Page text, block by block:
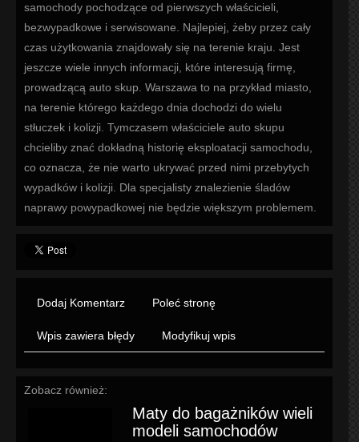
samochody pochodzące od pierwszych właścicieli,
bezwypadkowe i serwisowane. Najlepiej, żeby przez cały
czas użytkowania znajdowały się na terenie kraju. Jest
jeszcze wiele innych informacji, które interesują firmę,
prowadzącą auto skup. Warszawa to na przykład miasto,
na terenie którego każdego dnia dochodzi do wielu
stłuczek i kolizji. Tymczasem właściciele auto skupu
chcieliby znać dokładną historię eksploatacji samochodu,
co oznacza, że nie warto ukrywać przed nimi przebytych
wypadków i kolizji. Dla specjalisty znalezienie śladów
naprawy powypadkowej nie będzie większym problemem.
Dodaj Komentarz Poleć stronę
Wpis zawiera błędy Modyfikuj wpis
Zobacz również:
Maty do bagażników wieli
modeli samochodów